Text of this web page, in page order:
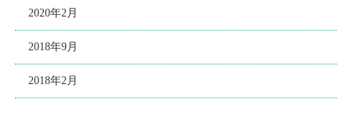
2020年2月
2018年9月
2018年2月